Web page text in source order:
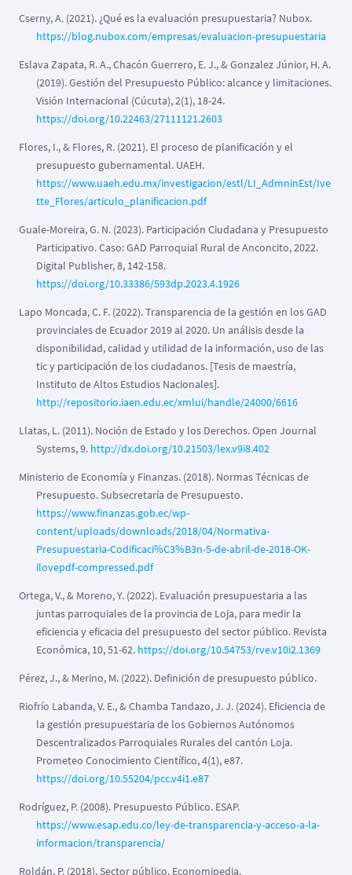
Cserny, A. (2021). ¿Qué es la evaluación presupuestaria? Nubox.
https://blog.nubox.com/empresas/evaluacion-presupuestaria
Eslava Zapata, R. A., Chacón Guerrero, E. J., & Gonzalez Júnior, H. A.
(2019). Gestión del Presupuesto Público: alcance y limitaciones.
Visión Internacional (Cúcuta), 2(1), 18-24.
https://doi.org/10.22463/27111121.2603
Flores, I., & Flores, R. (2021). El proceso de planificación y el
presupuesto gubernamental. UAEH.
https://www.uaeh.edu.mx/investigacion/estl/LI_AdmninEst/Ive
tte_Flores/articulo_planificacion.pdf
Guale-Moreira, G. N. (2023). Participación Ciudadana y Presupuesto
Participativo. Caso: GAD Parroquial Rural de Anconcito, 2022.
Digital Publisher, 8, 142-158.
https://doi.org/10.33386/593dp.2023.4.1926
Lapo Moncada, C. F. (2022). Transparencia de la gestión en los GAD
provinciales de Ecuador 2019 al 2020. Un análisis desde la
disponibilidad, calidad y utilidad de la información, uso de las
tic y participación de los ciudadanos. [Tesis de maestría,
Instituto de Altos Estudios Nacionales].
http://repositorio.iaen.edu.ec/xmlui/handle/24000/6616
Llatas, L. (2011). Noción de Estado y los Derechos. Open Journal
Systems, 9. http://dx.doi.org/10.21503/lex.v9i8.402
Ministerio de Economía y Finanzas. (2018). Normas Técnicas de
Presupuesto. Subsecretaría de Presupuesto.
https://www.finanzas.gob.ec/wp-
content/uploads/downloads/2018/04/Normativa-
Presupuestaria-Codificaci%C3%B3n-5-de-abril-de-2018-OK-
ilovepdf-compressed.pdf
Ortega, V., & Moreno, Y. (2022). Evaluación presupuestaria a las
juntas parroquiales de la provincia de Loja, para medir la
eficiencia y eficacia del presupuesto del sector público. Revista
Económica, 10, 51-62. https://doi.org/10.54753/rve.v10i2.1369
Pérez, J., & Merino, M. (2022). Definición de presupuesto público.
Riofrío Labanda, V. E., & Chamba Tandazo, J. J. (2024). Eficiencia de
la gestión presupuestaria de los Gobiernos Autónomos
Descentralizados Parroquiales Rurales del cantón Loja.
Prometeo Conocimiento Científico, 4(1), e87.
https://doi.org/10.55204/pcc.v4i1.e87
Rodríguez, P. (2008). Presupuesto Público. ESAP.
https://www.esap.edu.co/ley-de-transparencia-y-acceso-a-la-
informacion/transparencia/
Roldán, P. (2018). Sector público. Economipedia.